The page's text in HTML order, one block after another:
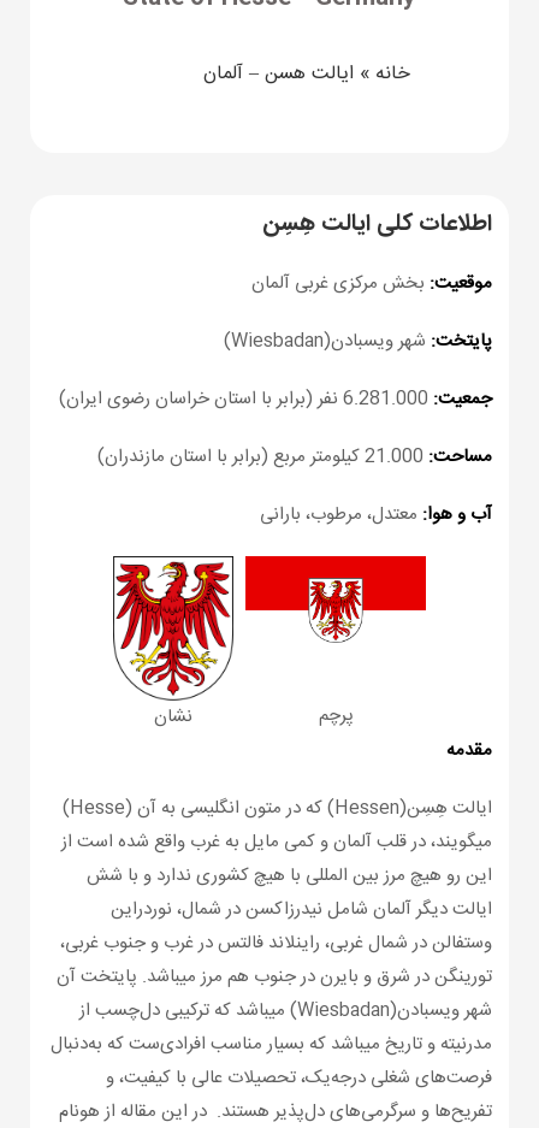
خانه » ایالت هسن – آلمان
اطلاعات کلی ایالت هِسِن
موقعیت: بخش مرکزی غربی آلمان
پایتخت: شهر ویسبادن(Wiesbadan)
جمعیت: 6.281.000 نفر (برابر با استان خراسان رضوی ایران)
مساحت: 21.000 کیلومتر مربع (برابر با استان مازندران)
آب و هوا: معتدل، مرطوب، بارانی
پرچم
نشان
مقدمه
ایالت هِسِن(Hessen) که در متون انگلیسی به آن (Hesse)
میگویند، در قلب آلمان و کمی مایل به غرب واقع شده است از
این رو هیچ مرز بین المللی با هیچ کشوری ندارد و با شش
ایالت دیگر آلمان شامل نیدرزاکسن در شمال، نوردراین
وستفالن در شمال غربی، راینلاند فالتس در غرب و جنوب غربی،
تورینگن در شرق و بایرن در جنوب هم مرز میباشد. پایتخت آن
شهر ویسبادن(Wiesbadan) میباشد که ترکیبی دل‌چسب از
مدرنیته و تاریخ میباشد که بسیار مناسب افرادی‌ست که به‌دنبال
فرصت‌های شغلی درجه‌یک، تحصیلات عالی با کیفیت، و
تفریح‌ها و سرگرمی‌های دل‌پذیر هستند. در این مقاله از هونام